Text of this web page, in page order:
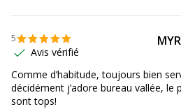
5
Avis vérifié
Comme d’habitude, toujours bien
décidément j’adore bureau vallée, le
sont tops!